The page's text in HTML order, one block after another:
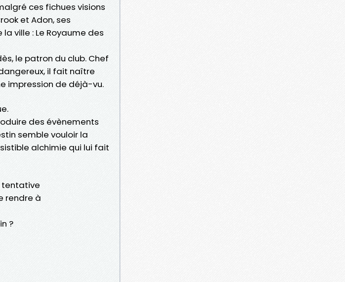
ces fichues visions
et Adon, ses
ville : Le Royaume des
le patron du club. Chef
il fait naître
impression de déjà-vu.
des évènements
semble vouloir la
alchimie qui lui fait
tentative
rendre à
?